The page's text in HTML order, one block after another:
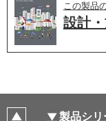
この製品
設計
製品シ